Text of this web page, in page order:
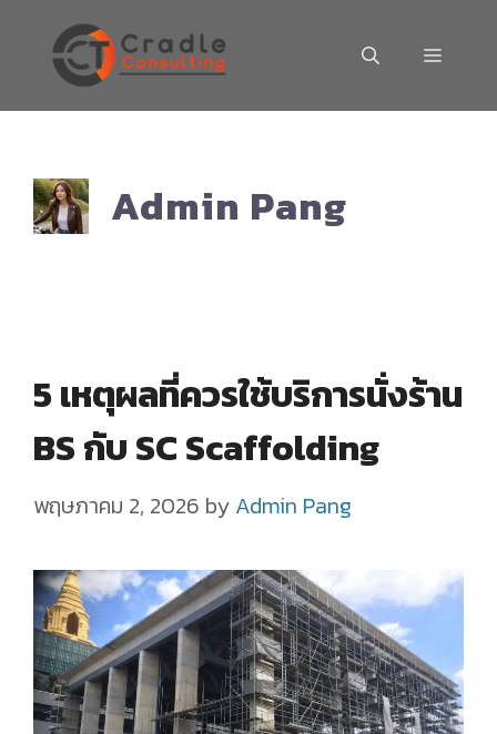
content
MENU
Admin Pang
5 เหตุผลที่ควรใช้บริการนั่งร้าน
BS กับ SC Scaffolding
พฤษภาคม 2, 2026 by Admin Pang